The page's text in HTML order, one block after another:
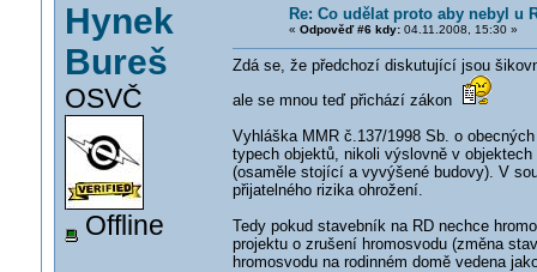
Hynek
Bureš
OSVČ
Offline
Re: Co udělat proto aby nebyl u
« Odpověď #6 kdy:04.11.2008, 15:30 »
Zdá se, že předchozí diskutující jsou
ale se mnou teď přichází zákon
Vyhláška MMR č.137/1998 Sb. o
typech objektů, nikoli výslovně v
(osaměle stojící a vyvýšené budovy). V
přijatelného rizika ohrožení.
Tedy pokud stavebník na RD nechce
projektu o zrušení hromosvodu (změna
hromosvodu na rodinném domě vedena